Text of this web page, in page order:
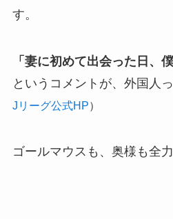
す。
「妻に初めて出会った日、
というコメントが、外国人
Jリーグ公式HP）
ゴールマウスも、奥様も全